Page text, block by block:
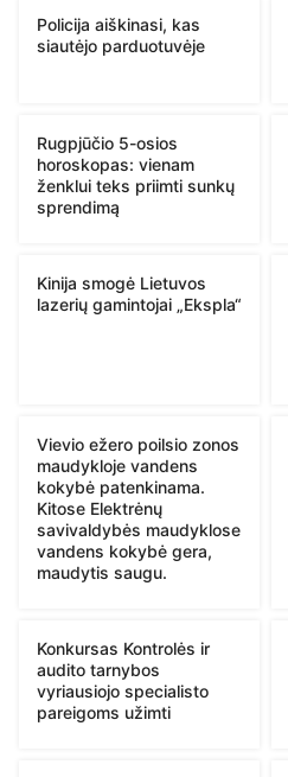
Policija aiškinasi, kas
siautėjo parduotuvėje
Rugpjūčio 5-osios
horoskopas: vienam
ženklui teks priimti sunkų
sprendimą
Kinija smogė Lietuvos
lazerių gamintojai „Ekspla“
Vievio ežero poilsio zonos
maudykloje vandens
kokybė patenkinama.
Kitose Elektrėnų
savivaldybės maudyklose
vandens kokybė gera,
maudytis saugu.
Konkursas Kontrolės ir
audito tarnybos
vyriausiojo specialisto
pareigoms užimti